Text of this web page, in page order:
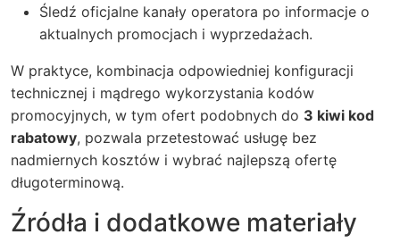
Śledź oficjalne kanały operatora po informacje o
aktualnych promocjach i wyprzedażach.
W praktyce, kombinacja odpowiedniej konfiguracji
technicznej i mądrego wykorzystania kodów
promocyjnych, w tym ofert podobnych do 3 kiwi kod
rabatowy, pozwala przetestować usługę bez
nadmiernych kosztów i wybrać najlepszą ofertę
długoterminową.
Źródła i dodatkowe materiały